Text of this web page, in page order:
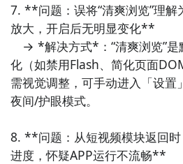
7. **问题：误将“清爽浏览”理解
放大，开启后无明显变化**
→ *解决方式*：“清爽浏览”是
化（如禁用Flash、简化页面
需视觉调整，可手动进入「设
夜间/护眼模式。
8. **问题：从短视频模块返回
进度，怀疑APP运行不流畅**